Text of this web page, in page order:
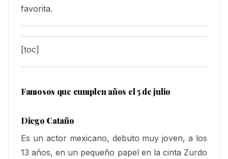
favorita.
[toc]
Famosos que cumplen años el 5 de julio
Diego Cataño
Es un actor mexicano, debuto muy joven, a los
13 años, en un pequeño papel en la cinta Zurdo